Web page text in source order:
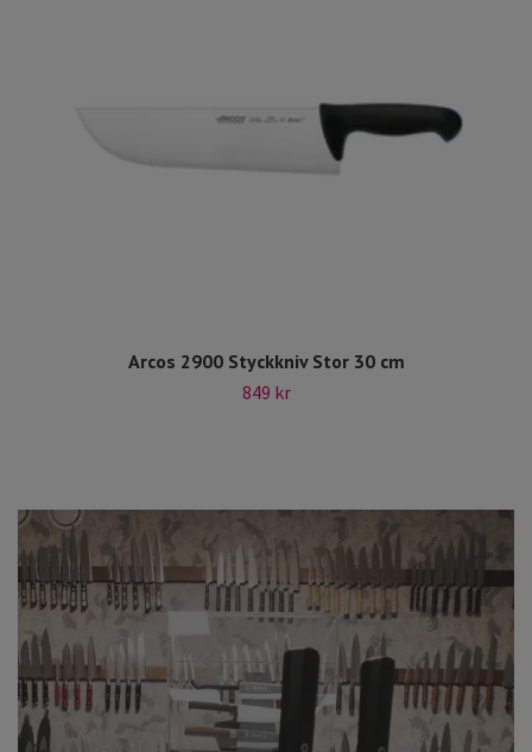
Arcos 2900 Styckkniv Stor 30 cm
849 kr